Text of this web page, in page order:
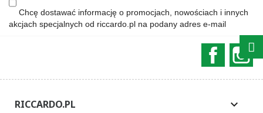
Chcę dostawać informację o promocjach, nowościach i innych
akcjach specjalnych od riccardo.pl na podany adres e-mail
RICCARDO.PL 